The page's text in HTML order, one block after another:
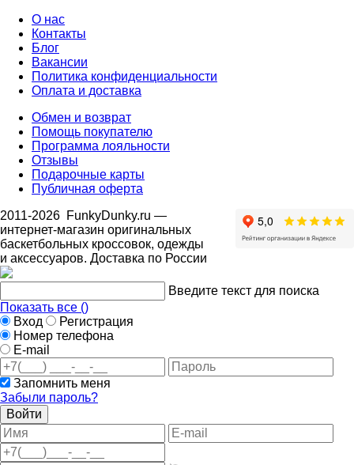
О нас
Контакты
Блог
Вакансии
Политика конфиденциальности
Оплата и доставка
Обмен и возврат
Помощь покупателю
Программа лояльности
Отзывы
Подарочные карты
Публичная оферта
2011-2026 FunkyDunky.ru —
интернет-магазин оригинальных
баскетбольных кроссовок, одежды
и аксессуаров. Доставка по России
Введите текст для поиска
Показать все ()
Вход
Регистрация
Номер телефона
E-mail
Запомнить меня
Забыли пароль?
Войти